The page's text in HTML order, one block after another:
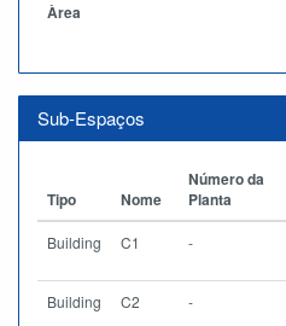
Àrea
Sub-Espaços
Tipo Nome
Número da
Planta
Building C1 -
Building C2 -